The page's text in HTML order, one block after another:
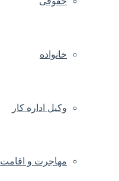
خانواده
وکیل اداره کار
مهاجرت و اقامت